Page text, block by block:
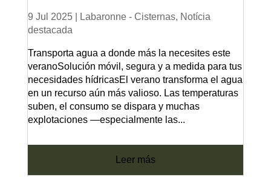
9 Jul 2025| Labaronne - Cisternas, Notícia
destacada
Transporta agua a donde más la necesites este
veranoSolución móvil, segura y a medida para tus
necesidades hídricasEl verano transforma el agua
en un recurso aún más valioso. Las temperaturas
suben, el consumo se dispara y muchas
explotaciones —especialmente las...
leer más